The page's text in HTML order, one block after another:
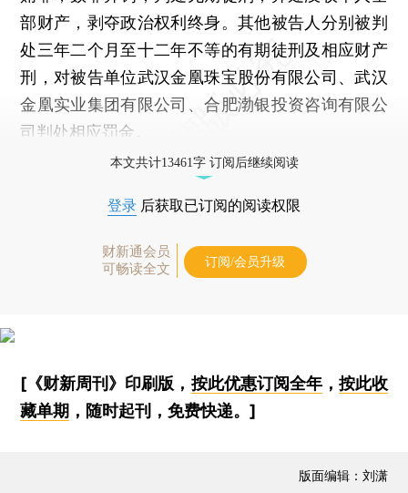
部财产，剥夺政治权利终身。其他被告人分别被判
处三年二个月至十二年不等的有期徒刑及相应财产
刑，对被告单位武汉金凰珠宝股份有限公司、武汉
金凰实业集团有限公司、合肥渤银投资咨询有限公
司判处相应罚金。
本文共计13461字 订阅后继续阅读
登录 后获取已订阅的阅读权限
财新通会员
可畅读全文
订阅/会员升级
[《财新周刊》印刷版， 按此优惠订阅全年， 按此收
藏单期 ，随时起刊，免费快递。]
版面编辑：刘潇